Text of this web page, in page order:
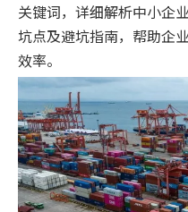
关键词，详细解析中小企
坑点及避坑指南，帮助企
效率。